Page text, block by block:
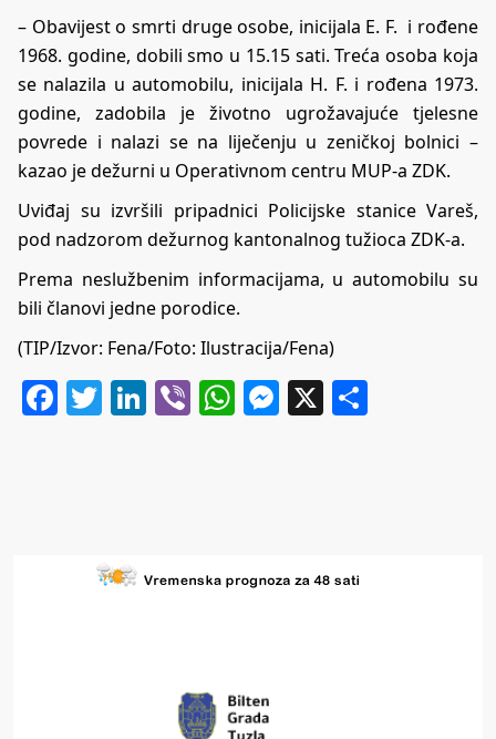
– Obavijest o smrti druge osobe, inicijala E. F. i rođene
1968. godine, dobili smo u 15.15 sati. Treća osoba koja
se nalazila u automobilu, inicijala H. F. i rođena 1973.
godine, zadobila je životno ugrožavajuće tjelesne
povrede i nalazi se na liječenju u zeničkoj bolnici –
kazao je dežurni u Operativnom centru MUP-a ZDK.
Uviđaj su izvršili pripadnici Policijske stanice Vareš,
pod nadzorom dežurnog kantonalnog tužioca ZDK-a.
Prema neslužbenim informacijama, u automobilu su
bili članovi jedne porodice.
(TIP/Izvor: Fena/Foto: Ilustracija/Fena)
Facebook
Twitter
LinkedIn
ViberWhatsApp
Messenger
X